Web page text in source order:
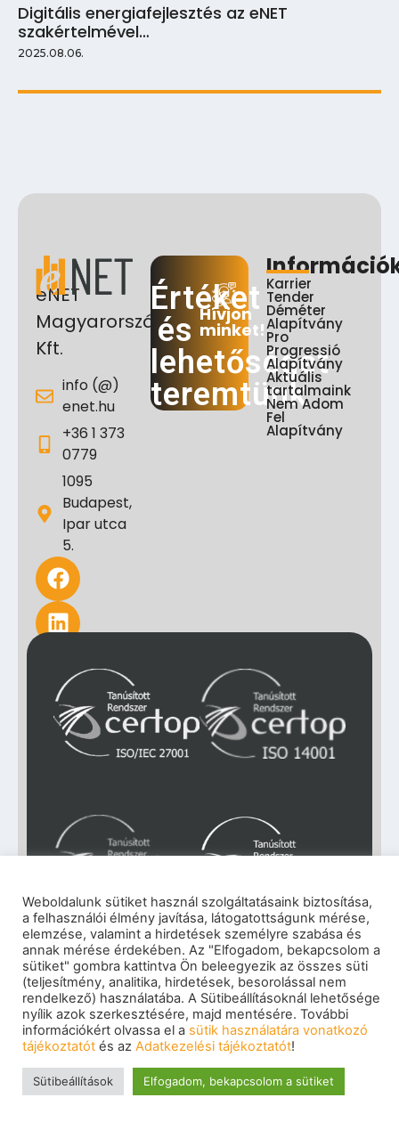
Digitális energiafejlesztés az eNET
szakértelmével…
2025.08.06.
eNET
Magyarország
Kft.
info (@)
enet.hu
+36 1 373
0779
1095
Budapest,
Ipar utca
5.
Értéket
és
lehetőséget
teremtünk
Hívjon
minket!
Karrier
Tender
Déméter
Alapítvány
Pro
Progressió
Alapítvány
Aktuális
tartalmaink
Nem Adom
Fel
Alapítvány
Impresszum|Adatkezelési tájékoztató|
Cookie szabályzat|Visszaélés-bejelentés |
Szerzői jogok
© 2026 eNET Magyaroszág Kft. – Minden jog
fenntartva
Weboldalunk sütiket használ szolgáltatásaink biztosítása,
a felhasználói élmény javítása, látogatottságunk mérése,
elemzése, valamint a hirdetések személyre szabása és
annak mérése érdekében. Az "Elfogadom, bekapcsolom a
sütiket" gombra kattintva Ön beleegyezik az összes süti
(teljesítmény, analitika, hirdetések, besorolással nem
rendelkező) használatába. A Sütibeállításoknál lehetősége
nyílik azok szerkesztésére, majd mentésére. További
információkért olvassa el a sütik használatára vonatkozó
tájékoztatót és az Adatkezelési tájékoztatót!
Sütibeállítások Elfogadom, bekapcsolom a sütiket